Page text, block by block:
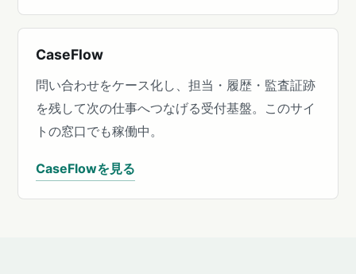
CaseFlow
問い合わせをケース化し、担当・履歴・監査証跡
を残して次の仕事へつなげる受付基盤。このサイ
トの窓口でも稼働中。
CaseFlowを見る